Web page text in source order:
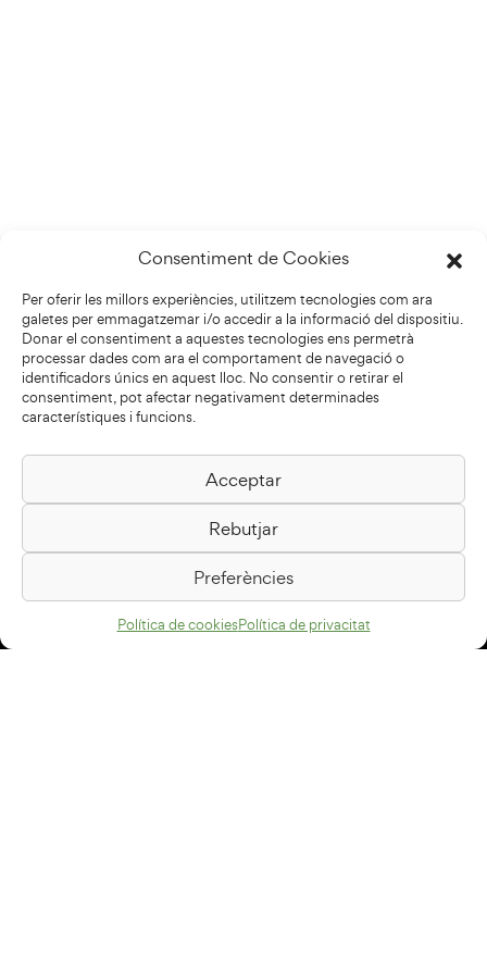
Consentiment de Cookies
Per oferir les millors experiències, utilitzem tecnologies com ara
galetes per emmagatzemar i/o accedir a la informació del dispositiu.
Donar el consentiment a aquestes tecnologies ens permetrà
processar dades com ara el comportament de navegació o
identificadors únics en aquest lloc. No consentir o retirar el
consentiment, pot afectar negativament determinades
característiques i funcions.
Acceptar
Rebutjar
Preferències
Política de cookiesPolítica de privacitat
Biblioteca Pilarin Bayés
Passeig de la Generalitat, 1
08500 Vic